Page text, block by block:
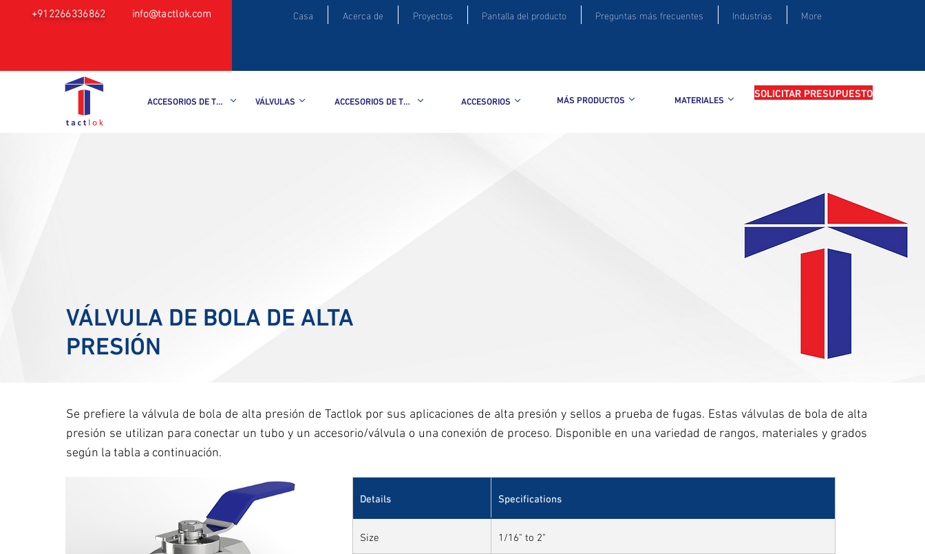
+912266336862 info@tactlok.com Casa Acerca de Proyectos Pantalla del producto Preguntas más frecuentes Industrias More
ACCESORIOS DE TUBO VÁLVULAS ACCESORIOS DE TUBERIA ACCESORIOS MÁS PRODUCTOS MATERIALES SOLICITAR PRESUPUESTO
VÁLVULA DE BOLA DE ALTA
PRESIÓN
Se prefiere la válvula de bola de alta presión de Tactlok por sus aplicaciones de alta presión y sellos a prueba de fugas. Estas válvulas de bola de alta
presión se utilizan para conectar un tubo y un accesorio/válvula o una conexión de proceso. Disponible en una variedad de rangos, materiales y grados
según la tabla a continuación.
Details Specifications
Size 1/16" to 2"